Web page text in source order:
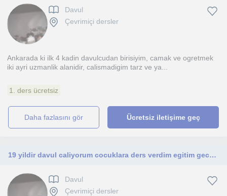
Davul
Çevrimiçi dersler
Ankarada ki ilk 4 kadin davulcudan birisiyim, camak ve ogretmek
iki ayri uzmanlik alanidir, calismadigim tarz ve ya...
1. ders ücretsiz
daha fazlasını gör Ücretsiz iletişime geç
19 yildir davul caliyorum cocuklara ders verdim egitim gecmisim ve nota bilgim ve sahnelerim ve odullerim bulunmakta
Davul
Çevrimiçi dersler